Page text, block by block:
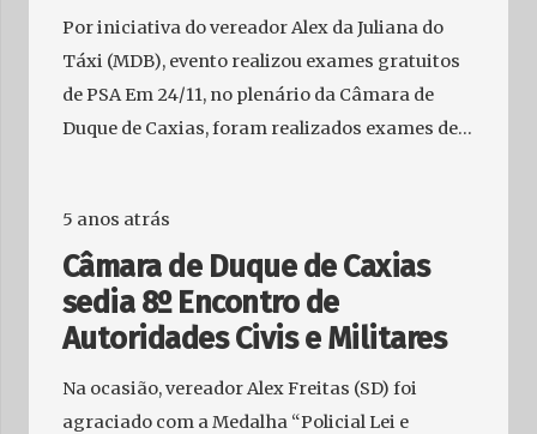
Por iniciativa do vereador Alex da Juliana do
Táxi (MDB), evento realizou exames gratuitos
de PSA Em 24/11, no plenário da Câmara de
Duque de Caxias, foram realizados exames de…
5 anos atrás
Câmara de Duque de Caxias
sedia 8º Encontro de
Autoridades Civis e Militares
Na ocasião, vereador Alex Freitas (SD) foi
agraciado com a Medalha “Policial Lei e